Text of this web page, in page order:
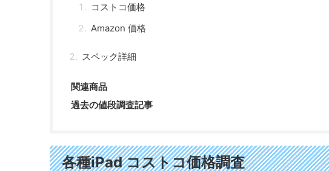
コストコ価格
Amazon 価格
スペック詳細
関連商品
過去の値段調査記事
各種iPad コストコ価格調査